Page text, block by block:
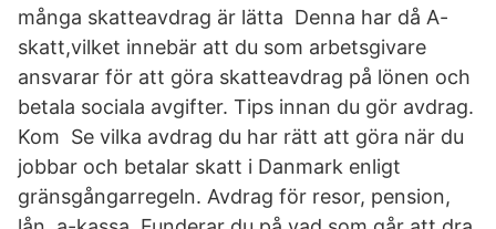
många skatteavdrag är lätta Denna har då A-
skatt,vilket innebär att du som arbetsgivare
ansvarar för att göra skatteavdrag på lönen och
betala sociala avgifter. Tips innan du gör avdrag.
Kom Se vilka avdrag du har rätt att göra när du
jobbar och betalar skatt i Danmark enligt
gränsgångarregeln. Avdrag för resor, pension,